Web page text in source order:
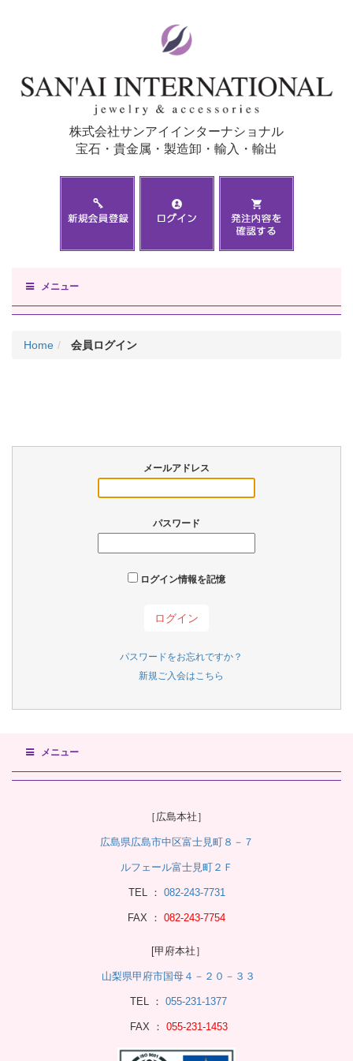
株式会社サンアイインターナショナル
宝石・貴金属・製造卸・輸入・輸出
メニュー
Home 会員ログイン
メールアドレス
パスワード
ログイン情報を記憶
パスワードをお忘れですか？
新規ご入会はこちら
メニュー
［広島本社］
広島県広島市中区富士見町８－７
ルフェール富士見町２Ｆ
TEL ： 082-243-7731
FAX ： 082-243-7754
[甲府本社］
山梨県甲府市国母４－２０－３３
TEL ： 055-231-1377
FAX ： 055-231-1453